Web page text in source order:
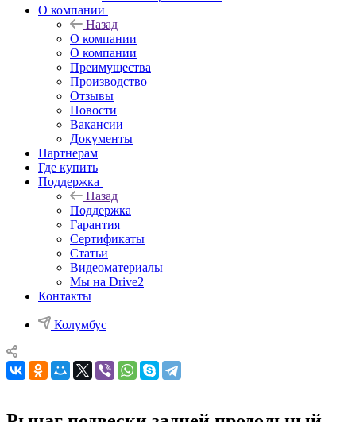
О компании
Назад
О компании
О компании
Преимущества
Производство
Отзывы
Новости
Вакансии
Документы
Партнерам
Где купить
Поддержка
Назад
Поддержка
Гарантия
Сертификаты
Статьи
Видеоматериалы
Мы на Drive2
Контакты
Колумбус